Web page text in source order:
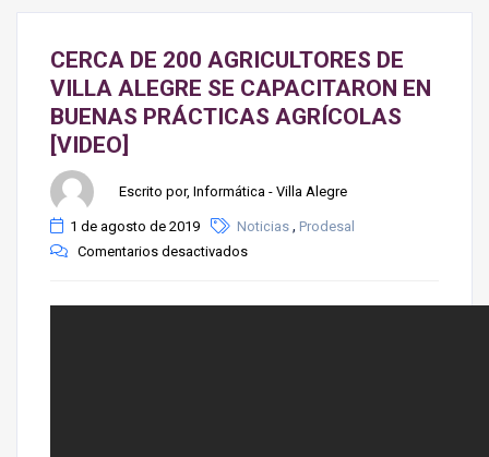
SALUD
TURISMO
CERCA DE 200 AGRICULTORES DE
VILLA ALEGRE SE CAPACITARON EN
BUENAS PRÁCTICAS AGRÍCOLAS
[VIDEO]
Escrito por, Informática - Villa Alegre
1 de agosto de 2019 Noticias , Prodesal
Comentarios desactivados